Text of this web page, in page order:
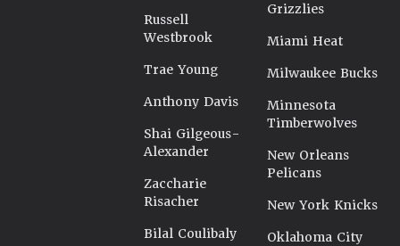
Russell
Westbrook
Trae Young
Anthony Davis
Shai Gilgeous-
Alexander
Zaccharie
Risacher
Bilal Coulibaly
Grizzlies
Miami Heat
Milwaukee Bucks
Minnesota
Timberwolves
New Orleans
Pelicans
New York Knicks
Oklahoma City